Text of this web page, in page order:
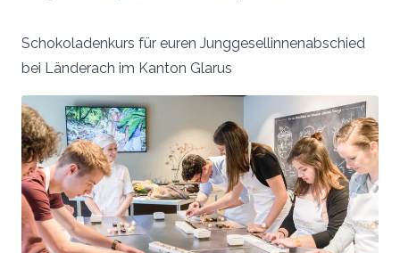
Schokoladenkurs für euren Junggesellinnenabschied
bei Länderach im Kanton Glarus